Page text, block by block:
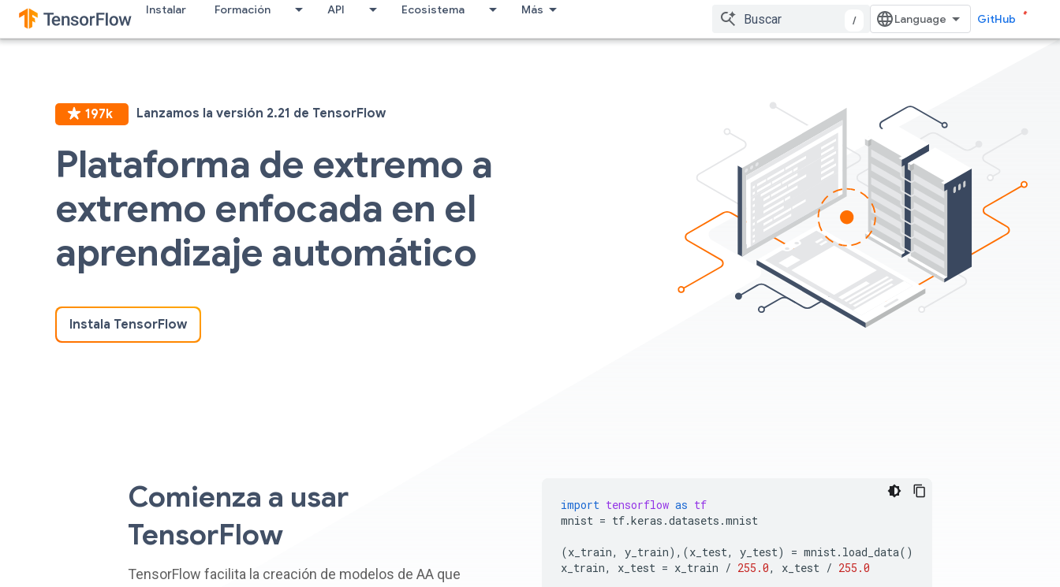
Instalar Formación API Ecosistema Más
/ GitHub
Plataforma de extremo a
extremo enfocada en el
aprendizaje automático
Instala TensorFlow
Comienza a usar
TensorFlow
TensorFlow facilita la creación de modelos de AA que
import tensorflow as tf
mnist = tf.keras .datasets .mnist
(x_train, y_train),(x_test, y_test) = mnist. load_data()
x_train, x_test = x_train / 255.0, x_test / 255.0